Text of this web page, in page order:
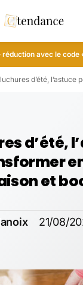
réduction avec le code
d’été, l’astuce pour les transformer
d’été,
et
21/08/